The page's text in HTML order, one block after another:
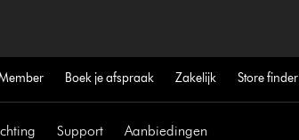
Boek je afspraak Zakelijk Store finder
Support Aanbiedingen